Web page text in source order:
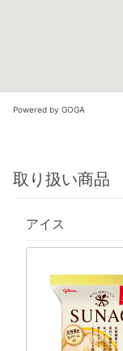
Powered by GOGA
取り扱い商品
アイス